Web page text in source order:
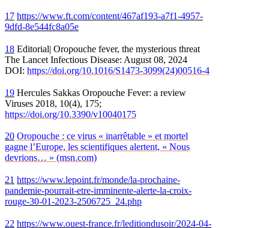
17 https://www.ft.com/content/467af193-a7f1-4957-
9dfd-8e544fc8a05e
18 Editorial| Oropouche fever, the mysterious threat
The Lancet Infectious Disease: August 08, 2024
DOI: https://doi.org/10.1016/S1473-3099(24)00516-4
19 Hercules Sakkas Oropouche Fever: a review
Viruses 2018, 10(4), 175;
https://doi.org/10.3390/v10040175
20 Oropouche : ce virus « inarrêtable » et mortel
gagne l’Europe, les scientifiques alertent, « Nous
devrions… » (msn.com)
21 https://www.lepoint.fr/monde/la-prochaine-
pandemie-pourrait-etre-imminente-alerte-la-croix-
rouge-30-01-2023-2506725_24.php
22 https://www.ouest-france.fr/leditiondusoir/2024-04-